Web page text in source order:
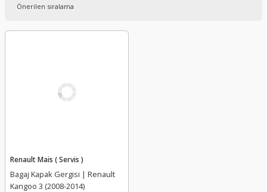
Renault Mais ( Servis )
Bagaj Kapak Gergisi | Renault
Kangoo 3 (2008-2014)